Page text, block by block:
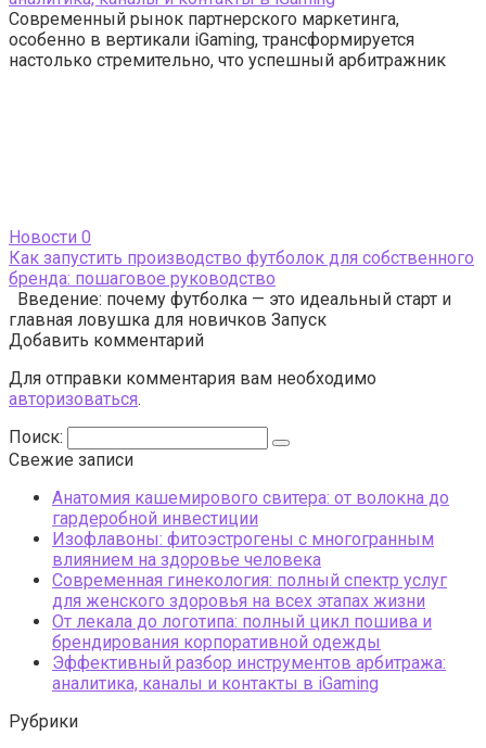
Современный рынок партнерского маркетинга,
особенно в вертикали iGaming, трансформируется
настолько стремительно, что успешный арбитражник
Новости 0
Как запустить производство футболок для собственного
бренда: пошаговое руководство
Введение: почему футболка — это идеальный старт и
главная ловушка для новичков Запуск
Добавить комментарий
Для отправки комментария вам необходимо
авторизоваться.
Поиск:
Свежие записи
Анатомия кашемирового свитера: от волокна до
гардеробной инвестиции
Изофлавоны: фитоэстрогены с многогранным
влиянием на здоровье человека
Современная гинекология: полный спектр услуг
для женского здоровья на всех этапах жизни
От лекала до логотипа: полный цикл пошива и
брендирования корпоративной одежды
Эффективный разбор инструментов арбитража:
аналитика, каналы и контакты в iGaming
Рубрики